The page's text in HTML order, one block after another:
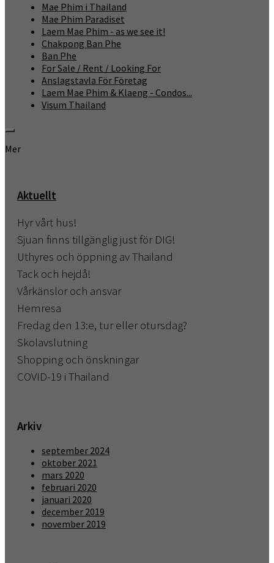
Mae Phim i Thailand
Mae Phim Paradiset
Laem Mae Phim - as we see it!
Chakpong Ban Phe
Ban Phe
For Sale / Rent / Looking For
Anslagstavla För Företag
Laem Mae Phim & Klaeng - Condos...
Visum Thailand
Mer
Aktuellt
Hyr vårt hus!
Sjuan finns tillgänglig just för DIG!
Uthyres och öppning av Thailand
Tack och hejdå!
Vårkänslor och ansvar
Hemresa
Fredag den 13:e, tur eller otursdag?
Skolavslutning
Shopping och önskningar
COVID-19 i Thailand
Arkiv
september 2024
oktober 2021
mars 2020
februari 2020
januari 2020
december 2019
november 2019